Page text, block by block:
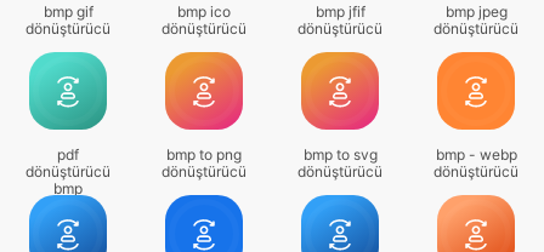
bmp gif
dönüştürücü
bmp ico
dönüştürücü
bmp jfif
dönüştürücü
bmp jpeg
dönüştürücü
pdf
dönüştürücü
bmp
bmp to png
dönüştürücü
bmp to svg
dönüştürücü
bmp - webp
dönüştürücü